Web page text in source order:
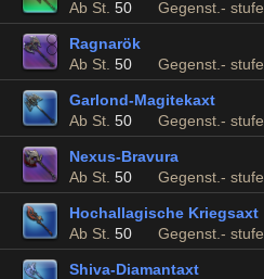
Ab St. 50 Gegenst.- stufe
Ragnarök
Ab St. 50 Gegenst.- stufe
Garlond-Magitekaxt
Ab St. 50 Gegenst.- stufe
Nexus-Bravura
Ab St. 50 Gegenst.- stufe
Hochallagische Kriegsaxt
Ab St. 50 Gegenst.- stufe
Shiva-Diamantaxt